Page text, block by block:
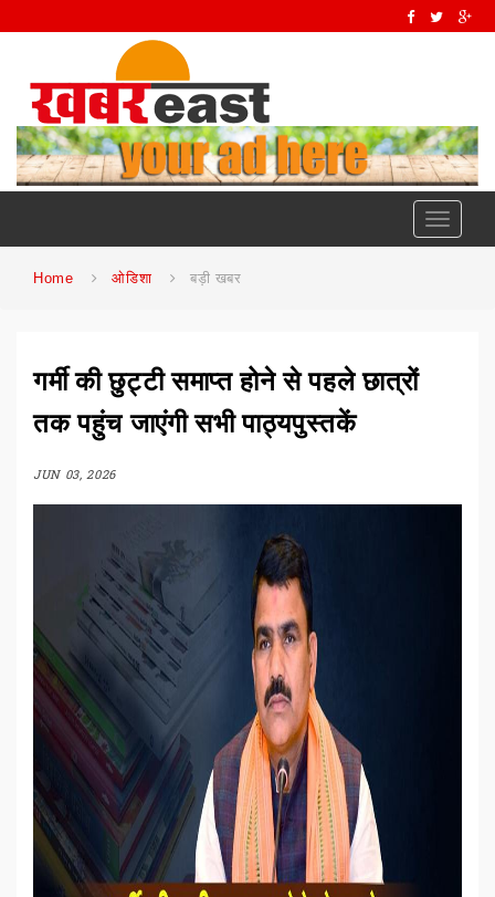
Toggle
Home ओडिशा बड़ी खबर
गर्मी की छुट्टी समाप्त होने से पहले छात्रों
तक पहुंच जाएंगी सभी पाठ्यपुस्तकें
JUN 03, 2026